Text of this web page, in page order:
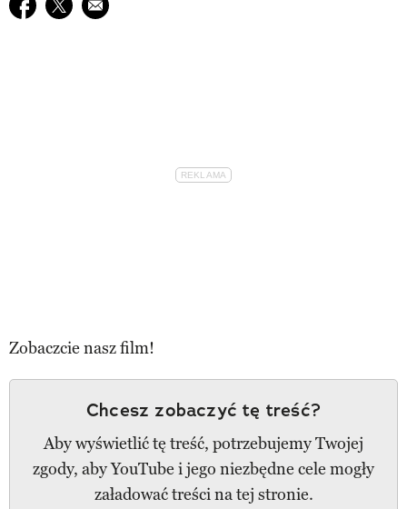
Zobaczcie nasz film!
Chcesz zobaczyć tę treść?
Aby wyświetlić tę treść, potrzebujemy Twojej
zgody, aby YouTube i jego niezbędne cele mogły
załadować treści na tej stronie.